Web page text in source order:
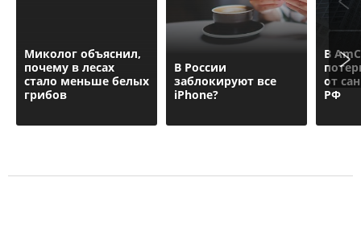
Миколог объяснил,
почему в лесах
стало меньше белых
грибов
В России
заблокируют все
iPhone?
В
от
РФ